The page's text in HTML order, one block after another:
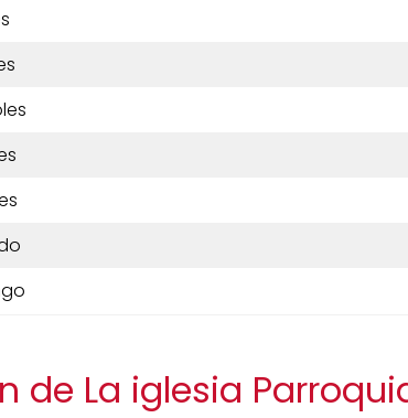
de La iglesia